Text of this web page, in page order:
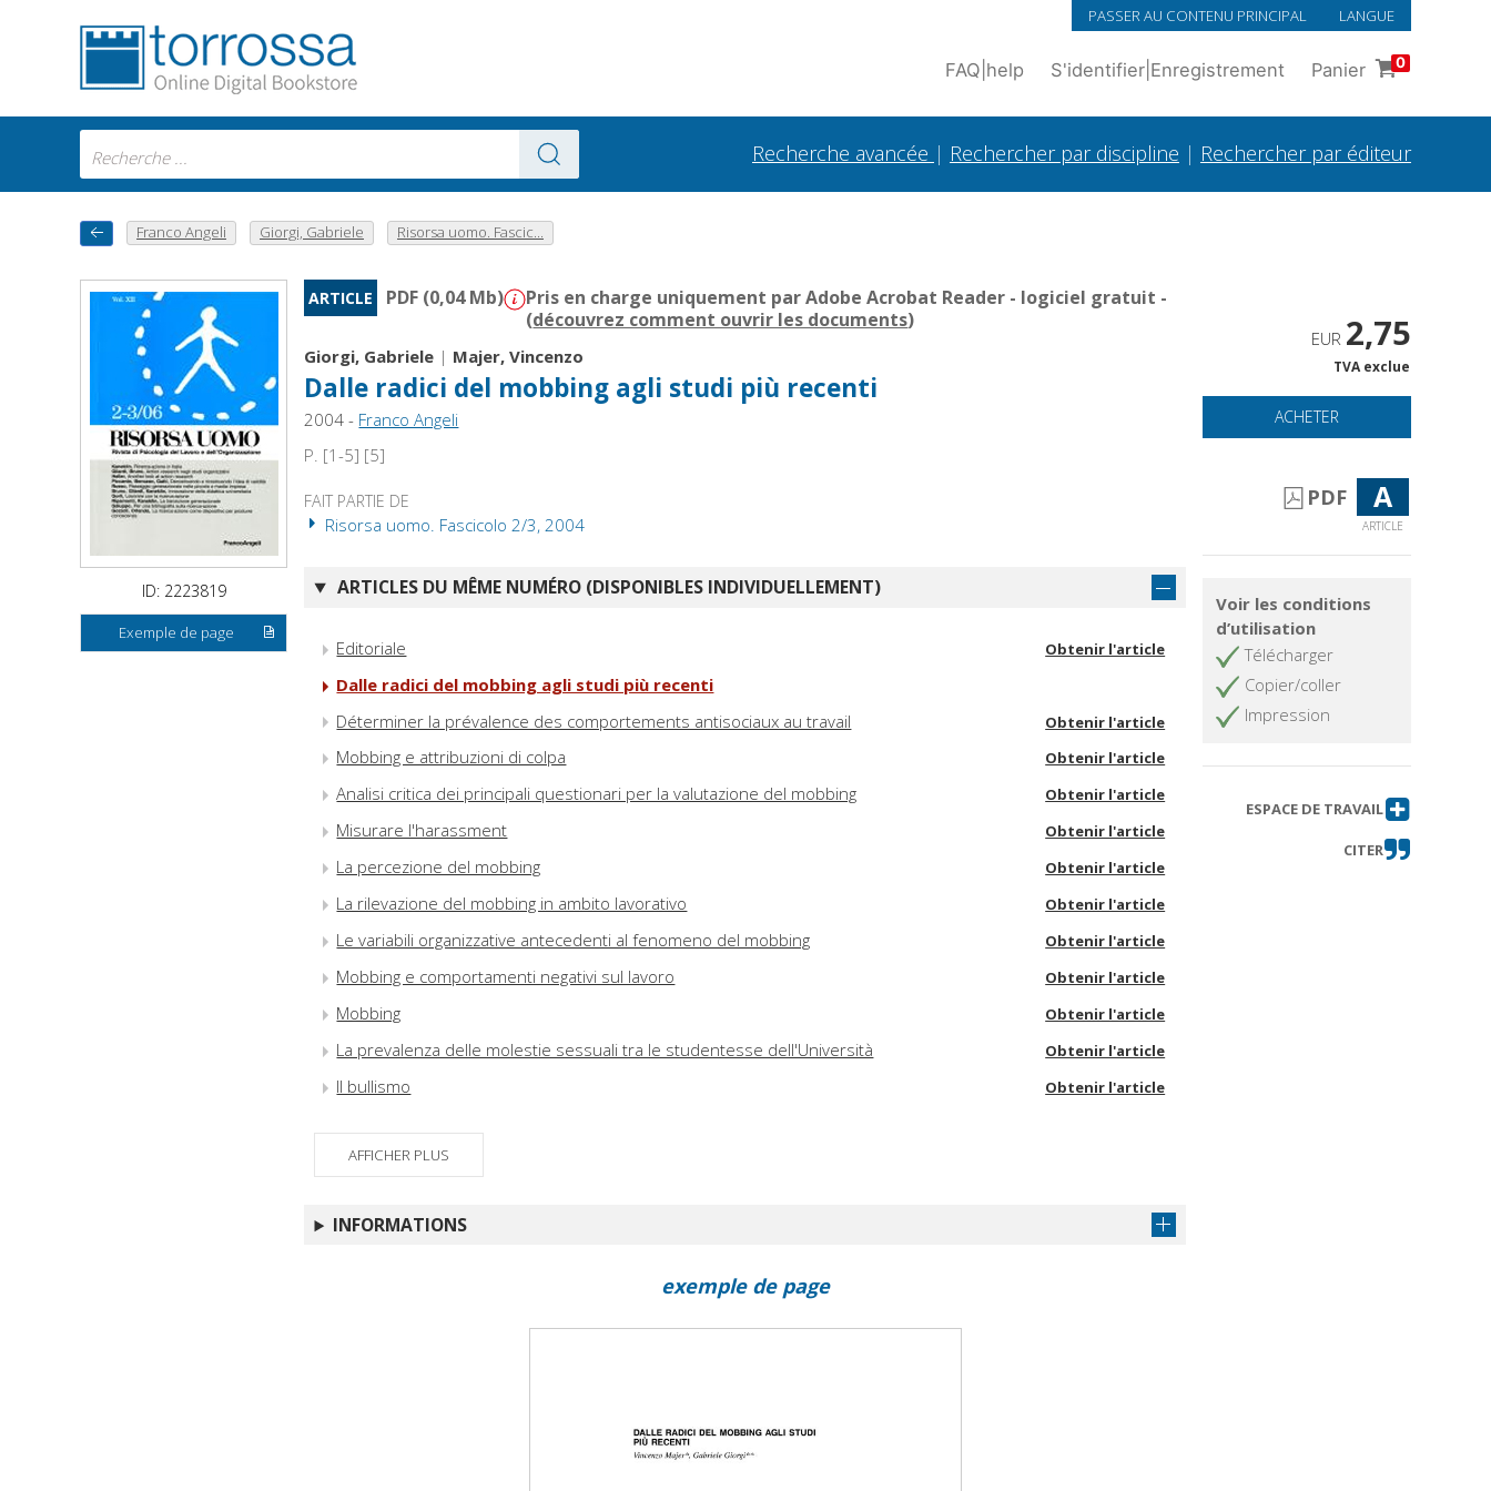
PASSER AU CONTENU PRINCIPAL LANGUE
FAQ help S'identifier Enregistrement Panier 0
Recherche avancée | Rechercher par discipline | Rechercher par éditeur
Franco Angeli Giorgi, Gabriele Risorsa uomo. Fascic...
ID: 2223819
Exemple de page
ARTICLE PDF (0,04 Mb)
Pris en charge uniquement par Adobe Acrobat Reader - logiciel gratuit -
(découvrez comment ouvrir les documents)
Giorgi, Gabriele | Majer, Vincenzo
Dalle radici del mobbing agli studi più recenti
2004 - Franco Angeli
P. [1-5] [5]
FAIT PARTIE DE
Risorsa uomo. Fascicolo 2/3, 2004
ARTICLES DU MÊME NUMÉRO (DISPONIBLES INDIVIDUELLEMENT)
Editoriale Obtenir l'article
Dalle radici del mobbing agli studi più recenti
Déterminer la prévalence des comportements antisociaux au travail
Obtenir l'article
Mobbing e attribuzioni di colpa Obtenir l'article
Analisi critica dei principali questionari per la valutazione del mobbing Obtenir l'article
Misurare l'harassment Obtenir l'article
La percezione del mobbing Obtenir l'article
La rilevazione del mobbing in ambito lavorativo Obtenir l'article
Le variabili organizzative antecedenti al fenomeno del mobbing Obtenir l'article
Mobbing e comportamenti negativi sul lavoro Obtenir l'article
Mobbing Obtenir l'article
La prevalenza delle molestie sessuali tra le studentesse dell'Università Obtenir l'article
Il bullismo Obtenir l'article
AFFICHER PLUS
INFORMATIONS
EUR 2,75
TVA exclue
ACHETER
PDF A
ARTICLE
Voir les conditions
d’utilisation
Télécharger
Copier/coller
Impression
ESPACE DE TRAVAIL
CITER
exemple de page